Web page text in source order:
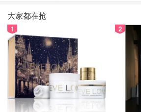
大家都在抢
1 2